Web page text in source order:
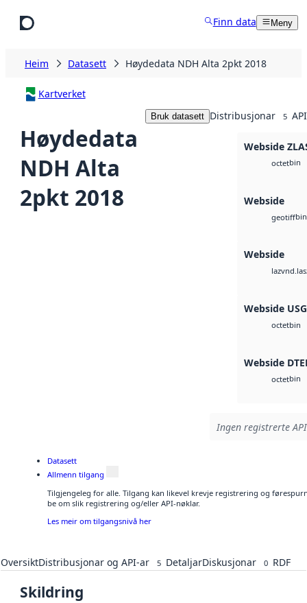
Finn data Meny
Heim Datasett Høydedata NDH Alta 2pkt 2018
Kartverket
Høydedata
NDH Alta
2pkt 2018
Bruk datasett Distribusjonar 5
Webside
octetbin
Webside
geotiffbin
Webside
laz
Webside
octetbin
Webside
octetbin
Ingen registrerte
Datasett
Allmenn tilgang
Tilgjengeleg for alle. Tilgang kan likevel krevje registrering og
be om slik registrering og/eller API-nøklar.
Les meir om tilgangsnivå her
OversiktDistribusjonar og API-ar 5 DetaljarDiskusjonar 0 RDF
Skildring